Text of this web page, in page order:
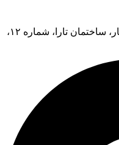
تهران، طالقانی، نبش ملک الشعرای بهار، ساختمان تارا، شماره ۱۲،